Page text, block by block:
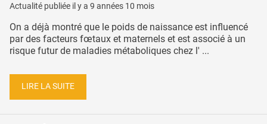
Actualité publiée il y a 9 années 10 mois
On a déjà montré que le poids de naissance est influencé
par des facteurs fœtaux et maternels et est associé à un
risque futur de maladies métaboliques chez l' ...
LIRE LA SUITE